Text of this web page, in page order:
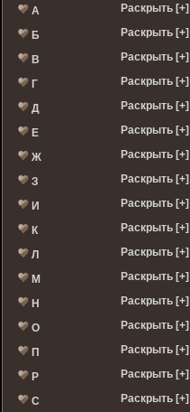
А Раскрыть [+]
Б Раскрыть [+]
В Раскрыть [+]
Г Раскрыть [+]
Д Раскрыть [+]
Е Раскрыть [+]
Ж Раскрыть [+]
З Раскрыть [+]
И Раскрыть [+]
К Раскрыть [+]
Л Раскрыть [+]
М Раскрыть [+]
Н Раскрыть [+]
О Раскрыть [+]
П Раскрыть [+]
Р Раскрыть [+]
С Раскрыть [+]